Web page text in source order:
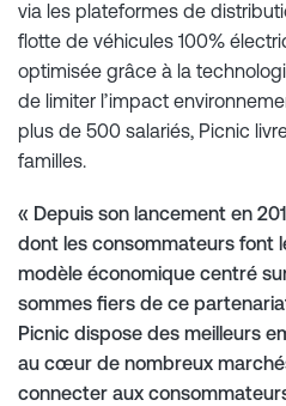
via les plateformes de
flotte de véhicules 100%
optimisée grâce à la
de limiter l’impact
plus de 500 salariés, Picnic
familles.
« Depuis son lancement en
dont les consommateurs font
modèle économique centré
sommes fiers de ce
Picnic dispose des meilleurs
au cœur de nombreux
connecter aux